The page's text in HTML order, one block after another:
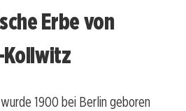
Erbe von
1900 bei Berlin geboren